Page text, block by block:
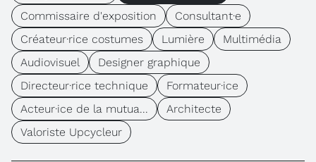
Commissaire d'exposition
Consultant·e
Créateur·rice costumes
Lumière
Multimédia
Audiovisuel
Designer graphique
Directeur·rice technique
Formateur·ice
Acteur·ice de la mutua...
Architecte
Valoriste Upcycleur